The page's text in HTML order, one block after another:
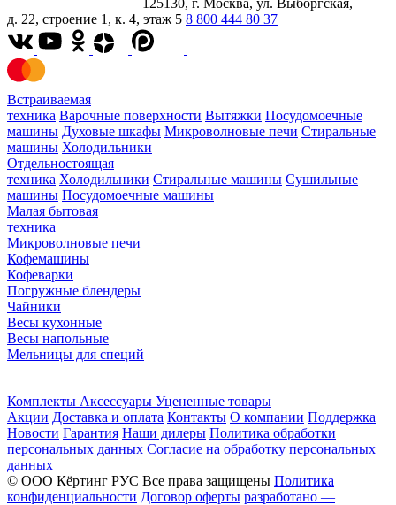
125130, г. Москва, ул. Выборгская,
д. 22, строение 1, к. 4, этаж 5 8 800 444 80 37
Встраиваемая
техника Варочные поверхности Вытяжки Посудомоечные
машины Духовые шкафы Микроволновые печи Стиральные
машины Холодильники
Отдельностоящая
техника Холодильники Стиральные машины Сушильные
машины Посудомоечные машины
Малая бытовая
техника
Микроволновые печи
Кофемашины
Кофеварки
Погружные блендеры
Чайники
Весы кухонные
Весы напольные
Мельницы для специй
Комплекты Аксессуары Уцененные товары
Акции Доставка и оплата Контакты О компании Поддержка
Новости Гарантия Наши дилеры Политика обработки
персональных данных Согласие на обработку персональных
данных
© ООО Кёртинг РУС Все права защищены Политика
конфиденциальности Договор оферты разработано —